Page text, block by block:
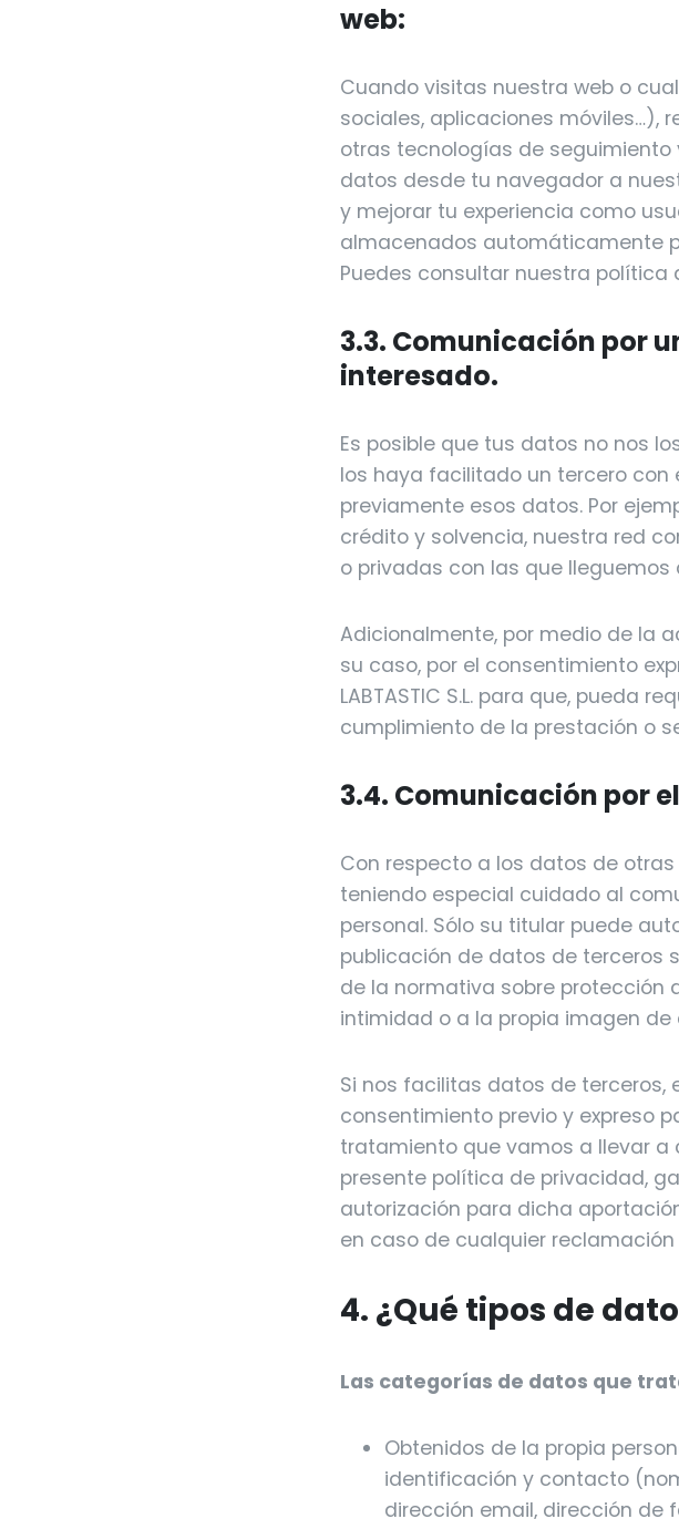
web:
Cuando visitas nuestra web o
sociales, aplicaciones móviles…),
otras tecnologías de seguimiento
datos desde tu navegador a
y mejorar tu experiencia como
almacenados automáticamente
Puedes consultar nuestra política
3.3. Comunicación por
interesado.
Es posible que tus datos no nos
los haya facilitado un tercero
previamente esos datos. Por
crédito y solvencia, nuestra red
o privadas con las que
Adicionalmente, por medio de la
su caso, por el consentimiento
LABTASTIC S.L. para que, pueda
cumplimiento de la prestación o
3.4. Comunicación por
Con respecto a los datos de
teniendo especial cuidado al
personal. Sólo su titular puede
publicación de datos de terceros
de la normativa sobre protección
intimidad o a la propia imagen de
Si nos facilitas datos de terceros,
consentimiento previo y expreso
tratamiento que vamos a llevar a
presente política de privacidad,
autorización para dicha
en caso de cualquier
4. ¿Qué tipos de
Las categorías de datos que
Obtenidos de la propia
identificación y contacto
dirección email, dirección de